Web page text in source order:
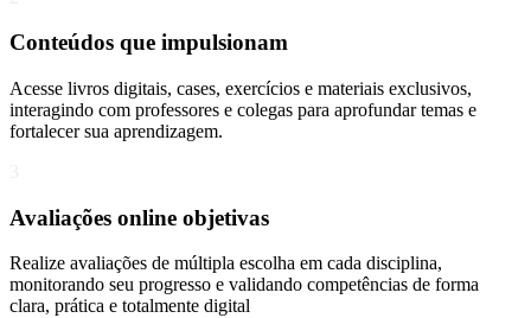
Conteúdos que impulsionam
Acesse livros digitais, cases, exercícios e materiais exclusivos,
interagindo com professores e colegas para aprofundar temas e
fortalecer sua aprendizagem.
Avaliações online objetivas
Realize avaliações de múltipla escolha em cada disciplina,
monitorando seu progresso e validando competências de forma
clara, prática e totalmente digital